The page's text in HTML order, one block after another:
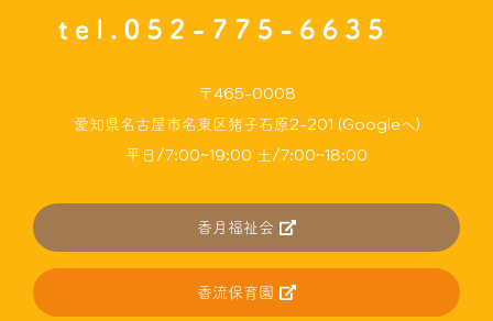
〒465-0008
愛知県名古屋市名東区猪子石原2-201 (Googleへ)
平日/7:00~19:00 土/7:00~18:00
香月福祉会
香流保育園